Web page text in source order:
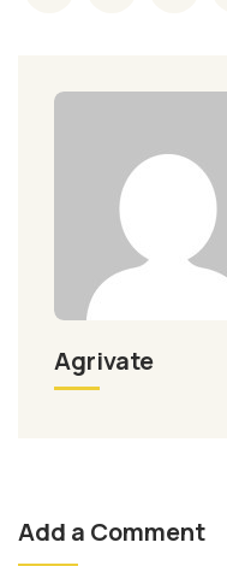
Agrivate
Add a Comment